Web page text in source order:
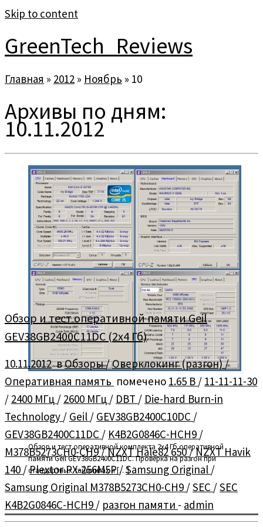
Skip to content
GreenTech_Reviews
Главная » 2012 » Ноябрь » 10
Архивы по дням:
10.11.2012
Обзор и тест оперативной комплекта 2х4 Гб оперативной
памяти Geil GEV38GB2400C11DC. Проверка на разгон при
стандартных таймингах и […]
Обзор и тест оперативной памяти Geil
GEV38GB2400C11DC (2х4 Гб)
10.11.2012вОбзоры/Оверклокинг (разгон)/
Оперативная память помечено 1.65 В / 11-11-11-30
/ 2400 МГц / 2600 МГц / DBT / Die-hard Burn-in
Technology / Geil / GEV38GB2400C10DC /
GEV38GB2400C11DC / K4B2G0846C-HCH9 /
M378B5273CH0-CH9/NZXT Hale82 650/NZXT Havik
140 /Plextor PX-256M5P/Samsung Original /
Samsung Original M378B5273CH0-CH9 /SEC /SEC
K4B2G0846C-HCH9 / разгон памяти - admin